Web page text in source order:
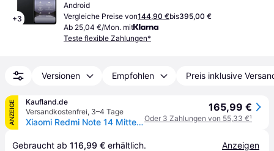
+3
Android
Vergleiche Preise von144,90 €bis395,00 €
Ab 25,04 €/Mon. mit
Teste flexible Zahlungen*
Versionen Empfohlen Preis inklusive
ANZEIGE
Kaufland.de
Versandkostenfrei, 3–4 Tage
Xiaomi Redmi Note 14 Mitternachtsschwarz 6 Gigabyte 128 Gigabyte
165,99 €
Oder 3 Zahlungen von 55,33 €¹
Gebraucht ab 116,99 € erhältlich. Anzeigen